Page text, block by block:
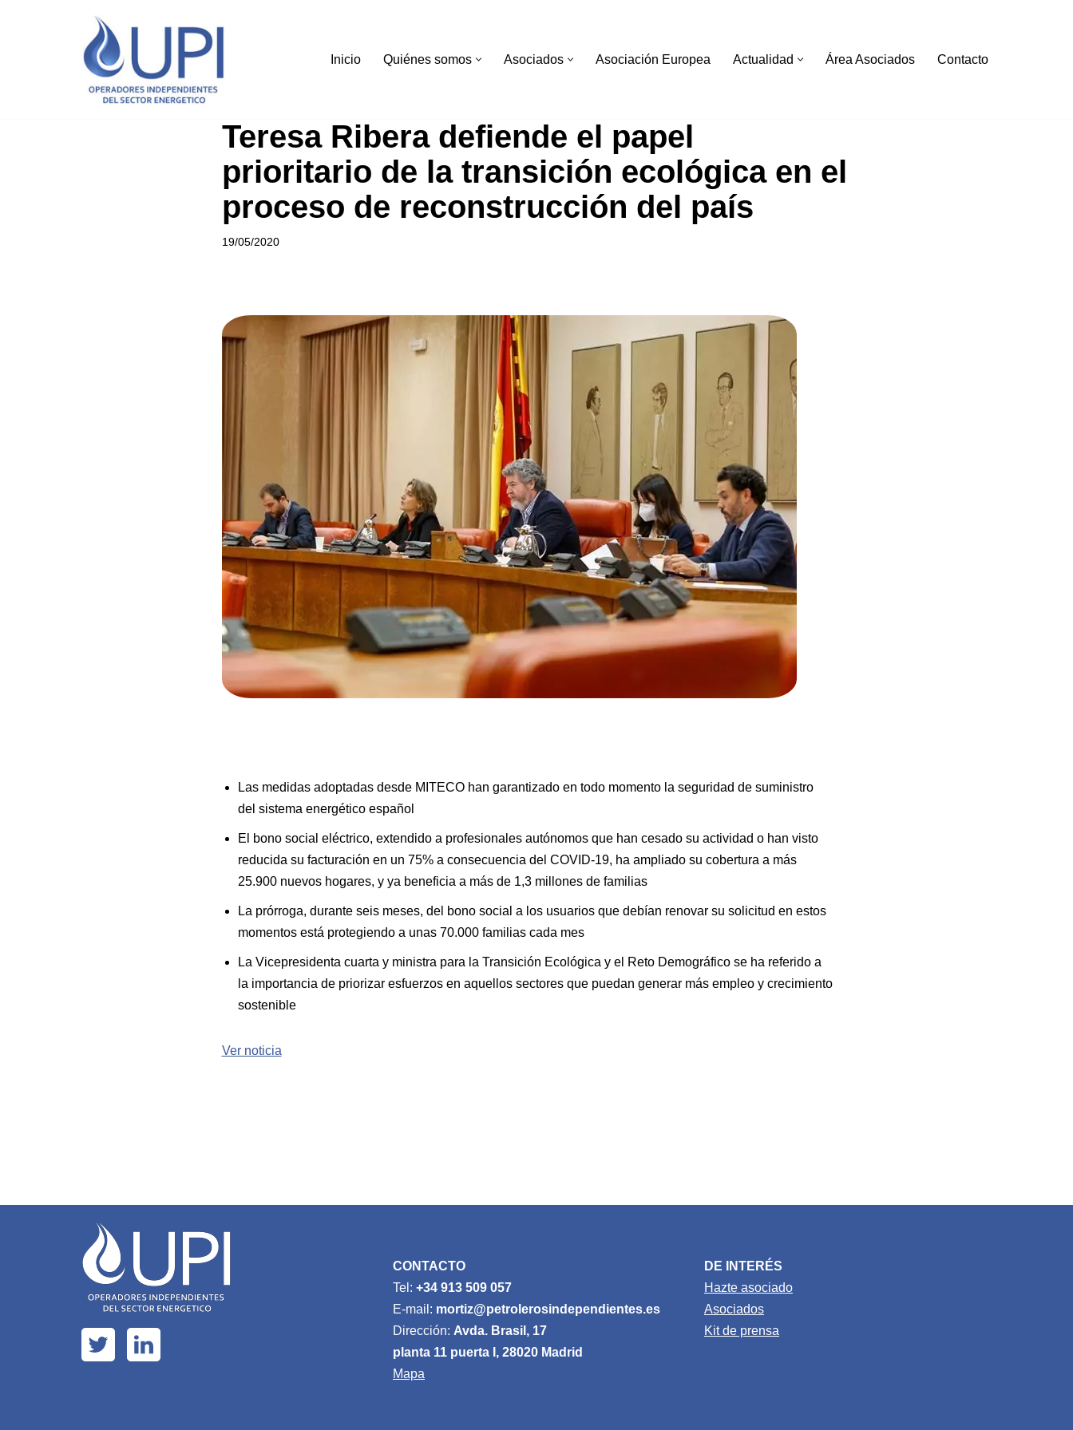
Inicio Quiénes somos Asociados Asociación Europea Actualidad Área Asociados Contacto
Teresa Ribera defiende el papel
prioritario de la transición ecológica en el
proceso de reconstrucción del país
19/05/2020
Las medidas adoptadas desde MITECO han garantizado en todo momento la seguridad de suministro
del sistema energético español
El bono social eléctrico, extendido a profesionales autónomos que han cesado su actividad o han visto
reducida su facturación en un 75% a consecuencia del COVID-19, ha ampliado su cobertura a más
25.900 nuevos hogares, y ya beneficia a más de 1,3 millones de familias
La prórroga, durante seis meses, del bono social a los usuarios que debían renovar su solicitud en estos
momentos está protegiendo a unas 70.000 familias cada mes
La Vicepresidenta cuarta y ministra para la Transición Ecológica y el Reto Demográfico se ha referido a
la importancia de priorizar esfuerzos en aquellos sectores que puedan generar más empleo y crecimiento
sostenible
Ver noticia
CONTACTO
Tel: +34 913 509 057
E-mail: mortiz@petrolerosindependientes.es
Dirección: Avda. Brasil, 17
planta 11 puerta I, 28020 Madrid
Mapa
DE INTERÉS
Hazte asociado
Asociados
Kit de prensa